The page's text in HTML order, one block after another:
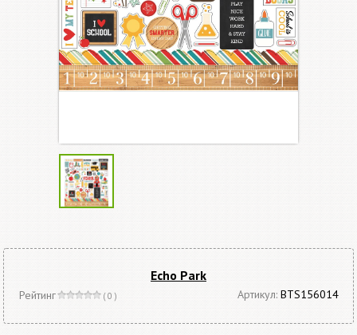
Echo Park
Рейтинг ( 0 ) Артикул: BTS156014